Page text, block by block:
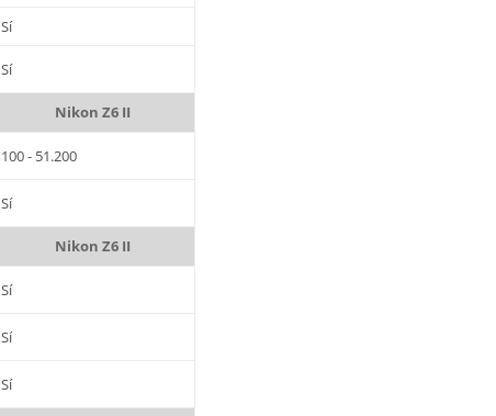
Sí
Sí
Nikon Z6 II
100 - 51.200
Sí
Nikon Z6 II
Sí
Sí
Sí